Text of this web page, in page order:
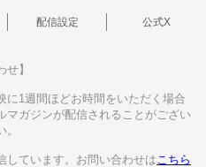
配信設定 公式X
】
に1週間ほどお時間をいただく場合
マガジンが配信されることがござい
しています。お問い合わせはこちら